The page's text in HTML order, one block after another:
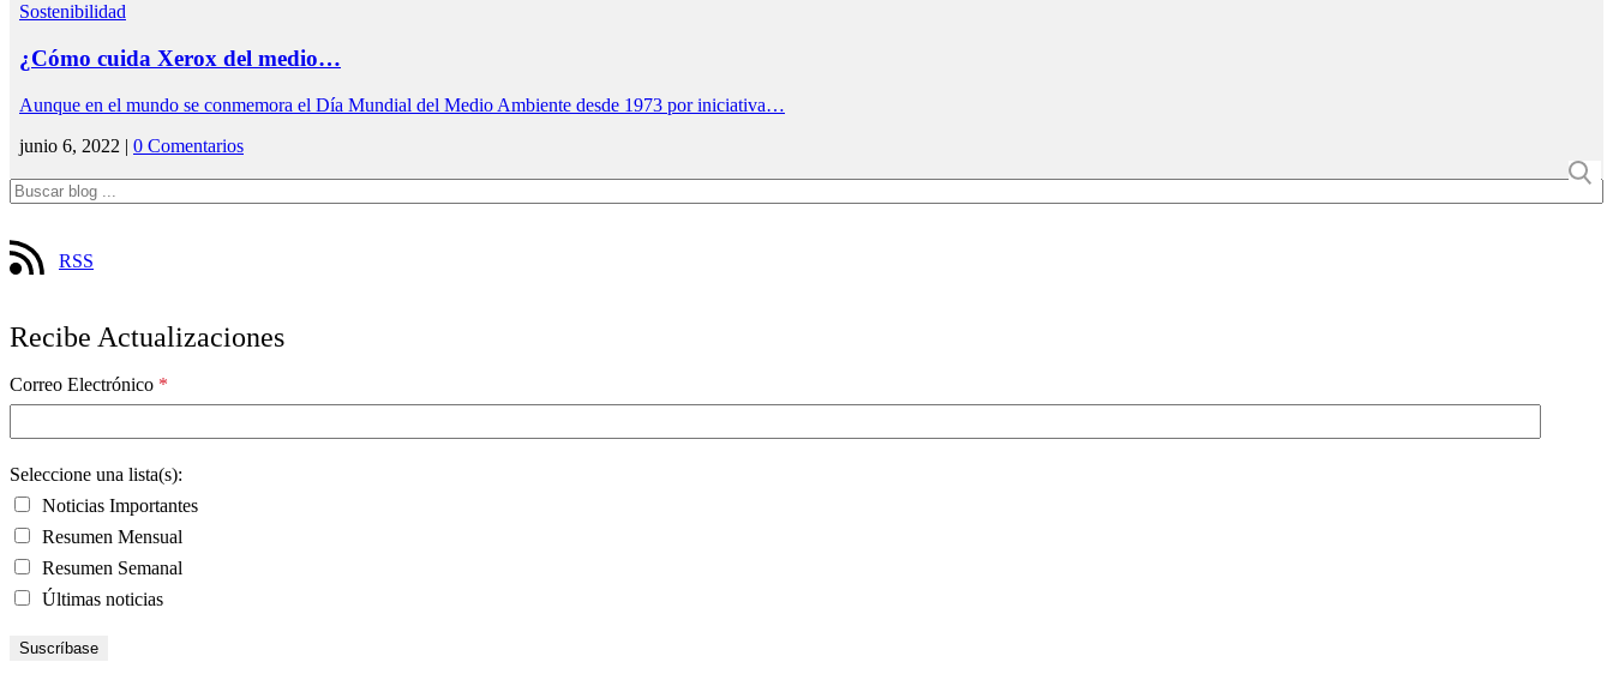
Sostenibilidad
¿Cómo cuida Xerox del medio…
Aunque en el mundo se conmemora el Día Mundial del Medio Ambiente desde 1973 por iniciativa…
junio 6, 2022 | 0 Comentarios
RSS
Recibe Actualizaciones
Correo Electrónico *
Seleccione una lista(s):
Noticias Importantes
Resumen Mensual
Resumen Semanal
Últimas noticias